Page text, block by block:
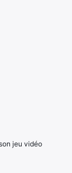
jeu vidéo